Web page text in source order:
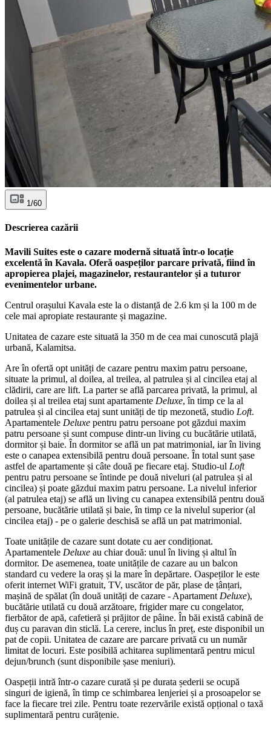
1/60
Descrierea cazării
Mavili Suites este o cazare modernă situată într-o locație
excelentă în Kavala. Oferă oaspeților parcare privată, fiind în
apropierea plajei, magazinelor, restaurantelor și a tuturor
evenimentelor urbane.
Centrul orașului Kavala este la o distanță de 2.6 km și la 100 m de
cele mai apropiate restaurante și magazine.
Unitatea de cazare este situată la 350 m de cea mai cunoscută plajă
urbană, Kalamitsa.
Are în ofertă opt unități de cazare pentru maxim patru persoane,
situate la primul, al doilea, al treilea, al patrulea și al cincilea etaj al
clădirii, care are lift. La parter se află parcarea privată, la primul, al
doilea și al treilea etaj sunt apartamente Deluxe, în timp ce la al
patrulea și al cincilea etaj sunt unități de tip mezonetă, studio Loft.
Apartamentele Deluxe pentru patru persoane pot găzdui maxim
patru persoane și sunt compuse dintr-un living cu bucătărie utilată,
dormitor și baie. În dormitor se află un pat matrimonial, iar în living
este o canapea extensibilă pentru două persoane. În total sunt șase
astfel de apartamente și câte două pe fiecare etaj. Studio-ul Loft
pentru patru persoane se întinde pe două niveluri (al patrulea și al
cincilea) și poate găzdui maxim patru persoane. La nivelul inferior
(al patrulea etaj) se află un living cu canapea extensibilă pentru două
persoane, bucătărie utilată și baie, în timp ce la nivelul superior (al
cincilea etaj) - pe o galerie deschisă se află un pat matrimonial.
Toate unitățile de cazare sunt dotate cu aer condiționat.
Apartamentele Deluxe au chiar două: unul în living și altul în
dormitor. De asemenea, toate unitățile de cazare au un balcon
standard cu vedere la oraș și la mare în depărtare. Oaspeților le este
oferit internet WiFi gratuit, TV, uscător de păr, plase de țânțari,
mașină de spălat (în două unități de cazare - Apartament Deluxe),
bucătărie utilată cu două arzătoare, frigider mare cu congelator,
fierbător de apă, cafetieră și prăjitor de pâine. În băi există cabină de
duș cu paravan din sticlă. La cerere, inclus în preț, este disponibil un
pat de copii. Unitatea de cazare are parcare privată cu un număr
limitat de locuri. Este posibilă achitarea suplimentară pentru micul
dejun/brunch (sunt disponibile șase meniuri).
Oaspeții intră într-o cazare curată și pe durata șederii se ocupă
singuri de igienă, în timp ce schimbarea lenjeriei și a prosoapelor se
face la fiecare trei zile. Pentru toate rezervările există opțional o taxă
suplimentară pentru curățenie.